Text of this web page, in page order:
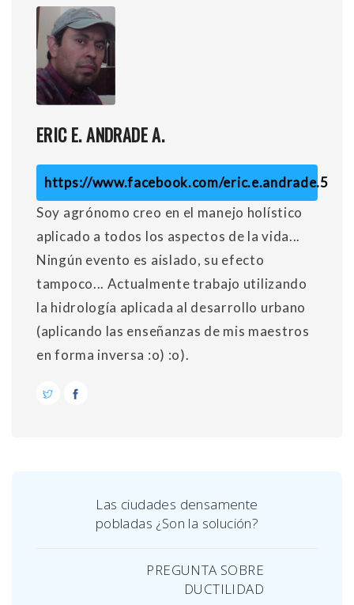
ERIC E. ANDRADE A.
https://www.facebook.com/eric.e.andrade.5
Soy agrónomo creo en el manejo holístico
aplicado a todos los aspectos de la vida...
Ningún evento es aislado, su efecto
tampoco... Actualmente trabajo utilizando
la hidrología aplicada al desarrollo urbano
(aplicando las enseñanzas de mis maestros
en forma inversa :o) :o).
Las ciudades densamente
pobladas ¿Son la solución?
PREGUNTA SOBRE
DUCTILIDAD